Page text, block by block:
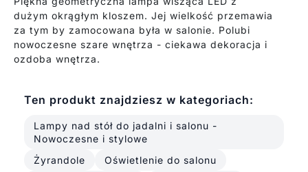
dużym okrągłym kloszem. Jej wielkość przemawia
za tym by zamocowana była w salonie. Polubi
nowoczesne szare wnętrza - ciekawa dekoracja i
ozdoba wnętrza.
Ten produkt znajdziesz w kategoriach:
Lampy nad stół do jadalni i salonu -
Nowoczesne i stylowe
Żyrandole
Oświetlenie do salonu